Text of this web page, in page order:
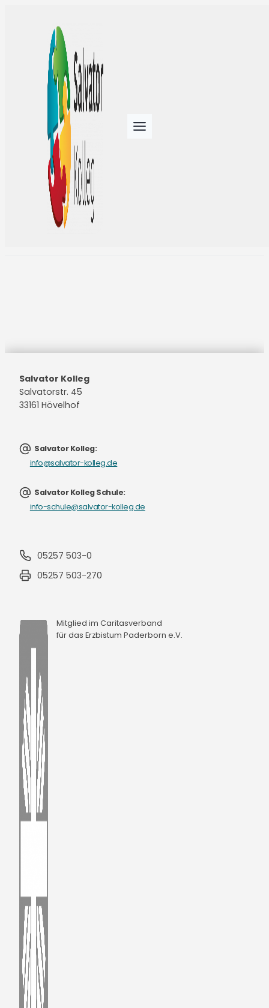
staatl. anerkannte
Erzieher:innen,
Sozialarbeiter:innen
(w/m/d)
Salvator Kolleg
Salvatorstr. 45
33161 Hövelhof
Salvator Kolleg:
info@salvator-kolleg.de
Salvator Kolleg Schule:
info-schule@salvator-kolleg.de
05257 503-0
05257 503-270
Mitglied im Caritasverband
für das Erzbistum Paderborn e.V.